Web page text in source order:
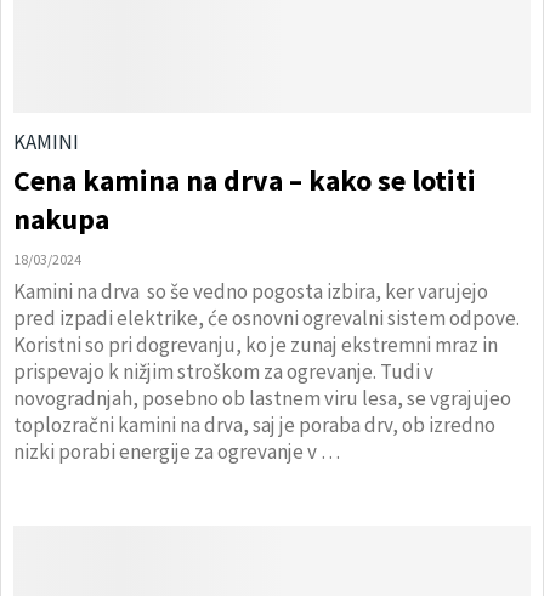
KAMINI
Cena kamina na drva – kako se lotiti
nakupa
18/03/2024
Kamini na drva so še vedno pogosta izbira, ker varujejo
pred izpadi elektrike, će osnovni ogrevalni sistem odpove.
Koristni so pri dogrevanju, ko je zunaj ekstremni mraz in
prispevajo k nižjim stroškom za ogrevanje. Tudi v
novogradnjah, posebno ob lastnem viru lesa, se vgrajujeo
toplozračni kamini na drva, saj je poraba drv, ob izredno
nizki porabi energije za ogrevanje v …